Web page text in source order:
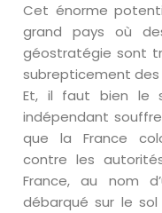
Cet énorme
grand pays où
géostratégie sont
subrepticement
Et, il faut bien le
indépendant
que la France
contre les
France, au nom
débarqué sur le